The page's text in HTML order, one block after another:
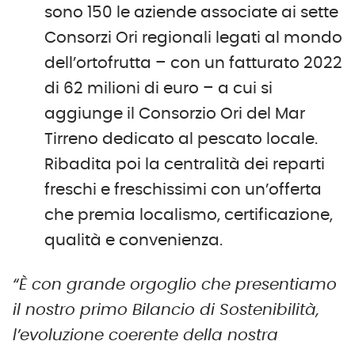
sono 150 le aziende associate ai sette
Consorzi Ori regionali legati al mondo
dell’ortofrutta – con un fatturato 2022
di 62 milioni di euro – a cui si
aggiunge il Consorzio Ori del Mar
Tirreno dedicato al pescato locale.
Ribadita poi la centralità dei reparti
freschi e freschissimi con un’offerta
che premia localismo, certificazione,
qualità e convenienza.
“È con grande orgoglio che presentiamo
il nostro primo Bilancio di Sostenibilità,
l’evoluzione coerente della nostra